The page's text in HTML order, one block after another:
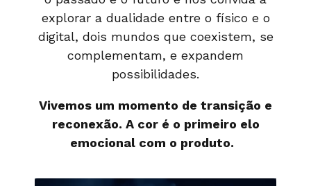
explorar a dualidade entre o físico e o
digital, dois mundos que coexistem, se
complementam, e expandem
possibilidades.
Vivemos um momento de transição e
reconexão. A cor é o primeiro elo
emocional com o produto.